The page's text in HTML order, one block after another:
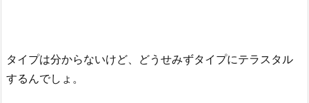
タイプは分からないけど、どうせみずタイプにテラスタル
するんでしょ。